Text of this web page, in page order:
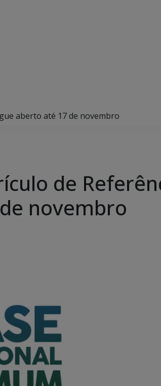
aberto até 17 de novembro
de
novembro